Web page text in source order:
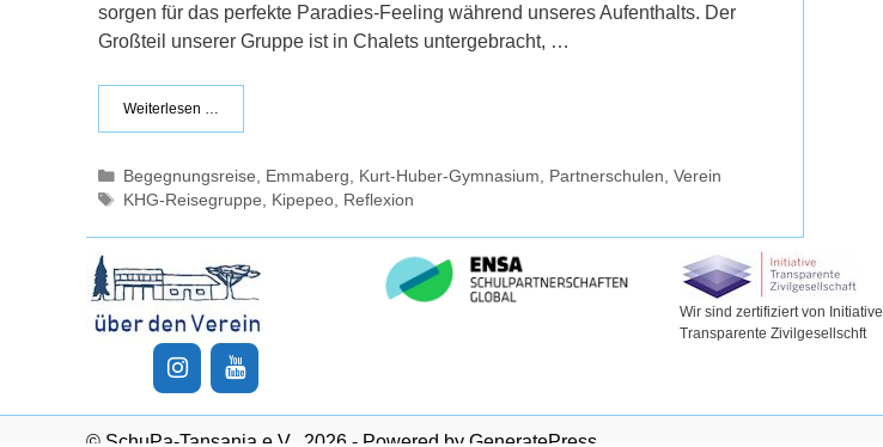
sorgen für das perfekte Paradies-Feeling während unseres Aufenthalts. Der
Großteil unserer Gruppe ist in Chalets untergebracht, …
Weiterlesen …
Kategorien
Begegnungsreise, Emmaberg, Kurt-Huber-Gymnasium, Partnerschulen,Verein
Schlagwörter
KHG-Reisegruppe, Kipepeo, Reflexion
Wir sind zertifiziert von Initiative
Transparente Zivilgesellschft
© SchuPa-Tansania e.V., 2026 - Powered by GeneratePress